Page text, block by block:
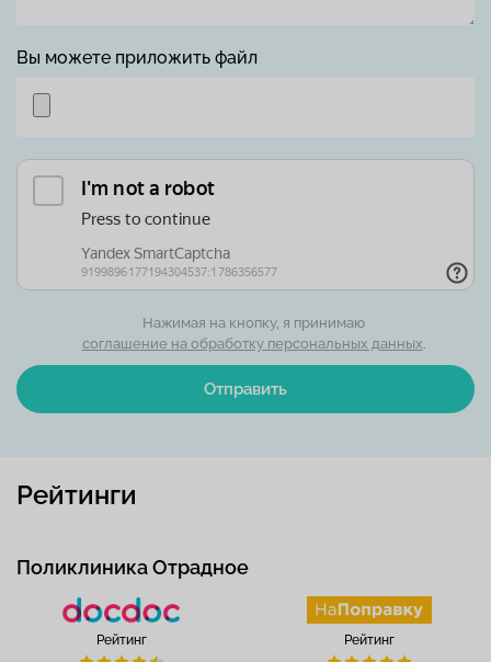
Вы можете приложить файл
Отправить
Нажимая на кнопку, я принимаю
соглашение на обработку персональных данных.
Рейтинги
Поликлиника Отрадное
Рейтинг Рейтинг